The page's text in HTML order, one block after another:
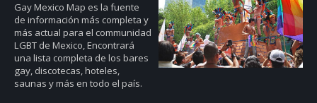
Gay Mexico Map es la fuente
de información más completa y
más actual para el communidad
LGBT de Mexico, Encontrará
una lista completa de los bares
gay, discotecas, hoteles,
saunas y más en todo el país.